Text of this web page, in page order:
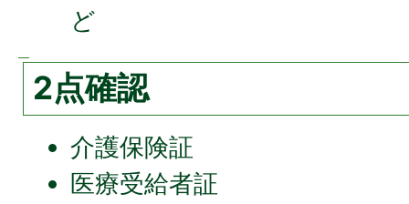
ど
2点確認
介護保険証
医療受給者証